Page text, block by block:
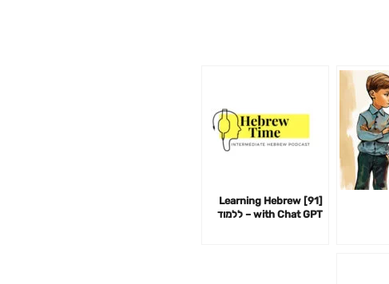
[91] Learning Hebrew
with Chat GPT – ללמוד